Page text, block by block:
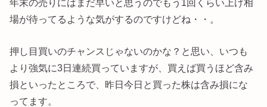
場が待ってるような気がするのですけどね・・。
押し目買いのチャンスじゃないのかな？と思い、いつも
より強気に3日連続買っていますが、買えば買うほど含み
損といったところで、昨日今日と買った株は含み損にな
ってます。